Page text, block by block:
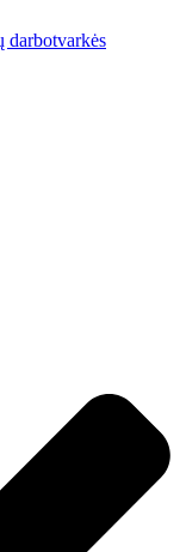
darbotvarkės